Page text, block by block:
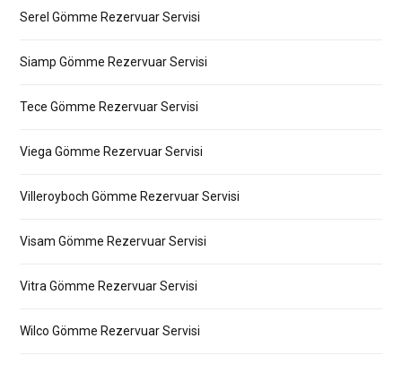
Serel Gömme Rezervuar Servisi
Siamp Gömme Rezervuar Servisi
Tece Gömme Rezervuar Servisi
Viega Gömme Rezervuar Servisi
Villeroyboch Gömme Rezervuar Servisi
Visam Gömme Rezervuar Servisi
Vitra Gömme Rezervuar Servisi
Wilco Gömme Rezervuar Servisi